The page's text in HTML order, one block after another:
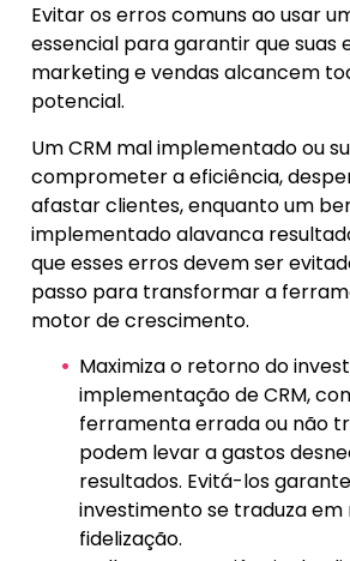
Evitar os erros comuns ao usar
essencial para garantir que suas
marketing e vendas alcancem
potencial.
Um CRM mal implementado ou
comprometer a eficiência,
afastar clientes, enquanto um
implementado alavanca
que esses erros devem ser
passo para transformar a
motor de crescimento.
Maximiza o retorno do
implementação de CRM,
ferramenta errada ou não
podem levar a gastos
resultados. Evitá-los
investimento se traduza em
fidelização.